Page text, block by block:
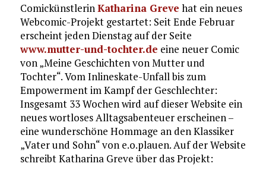
Comickünstlerin Katharina Greve hat ein neues
Webcomic-Projekt gestartet: Seit Ende Februar
erscheint jeden Dienstag auf der Seite
www.mutter-und-tochter.de eine neuer Comic
von „Meine Geschichten von Mutter und
Tochter“. Vom Inlineskate-Unfall bis zum
Empowerment im Kampf der Geschlechter:
Insgesamt 33 Wochen wird auf dieser Website ein
neues wortloses Alltagsabenteuer erscheinen –
eine wunderschöne Hommage an den Klassiker
„Vater und Sohn“ von e.o.plauen. Auf der Website
schreibt Katharina Greve über das Projekt: